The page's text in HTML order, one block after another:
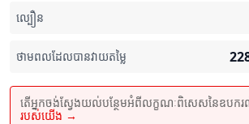
ល្បឿន
ថាមពលដែលបានវាយតម្លៃ
តើអ្នកចង់ស្វែងយល់បន្ថែមអំពីលក្ខណៈពិសេសនៃឧបក
របស់យើង →